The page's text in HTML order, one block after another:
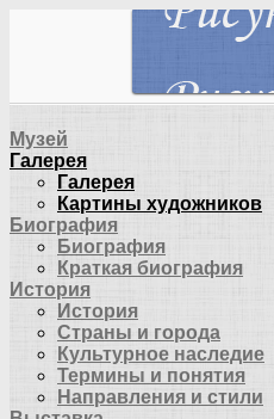
Музей
Галерея
Галерея
Картины художников
Биография
Биография
Краткая биография
История
История
Страны и города
Культурное наследие
Термины и понятия
Направления и стили